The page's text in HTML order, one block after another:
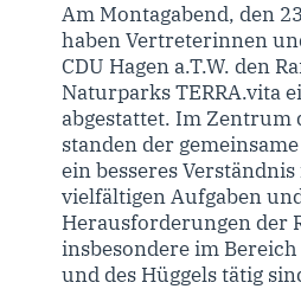
Am Montagabend, den
haben Vertreterinnen
CDU Hagen a.T.W. den
Naturparks TERRA.vita
abgestattet. Im Zentrum
standen der
ein besseres
vielfältigen Aufgaben
Herausforderungen der
insbesondere im
und des Hüggels tätig